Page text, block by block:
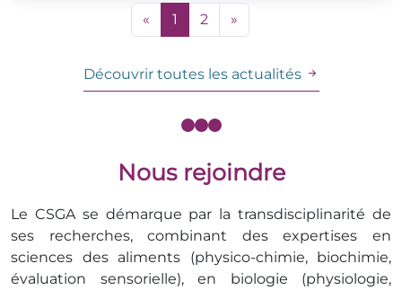
« 1 2 »
Découvrir toutes les actualités
Nous rejoindre
Le CSGA se démarque par la transdisciplinarité de
ses recherches, combinant des expertises en
sciences des aliments (physico-chimie, biochimie,
évaluation sensorielle), en biologie (physiologie,